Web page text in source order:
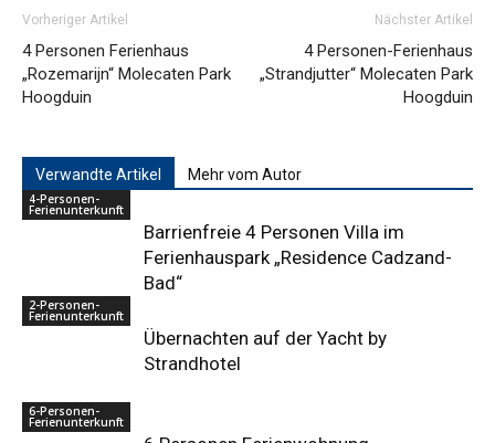
Vorheriger Artikel
4 Personen Ferienhaus
„Rozemarijn“ Molecaten Park
Hoogduin
Nächster Artikel
4 Personen-Ferienhaus
„Strandjutter“ Molecaten Park
Hoogduin
Verwandte Artikel Mehr vom Autor
4-Personen-
Ferienunterkunft
Barrienfreie 4 Personen Villa im
Ferienhauspark „Residence Cadzand-
Bad“
2-Personen-
Ferienunterkunft
Übernachten auf der Yacht by
Strandhotel
6-Personen-
Ferienunterkunft